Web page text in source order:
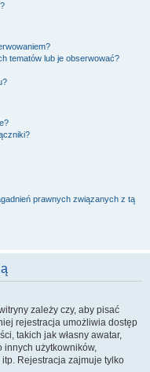
tematów lub je obserwować?
prawnych związanych z tą
zależy czy, aby pisać
rejestracja umożliwia dostęp
takich jak własny awatar,
innych użytkowników,
Rejestracja zajmuje tylko